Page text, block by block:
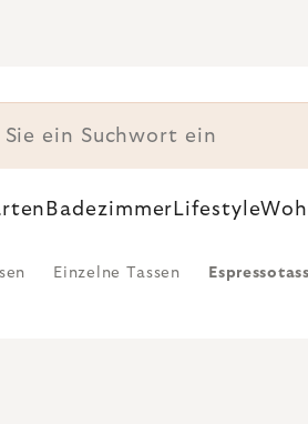
Badezimmer Lifestyle
Einzelne Tassen